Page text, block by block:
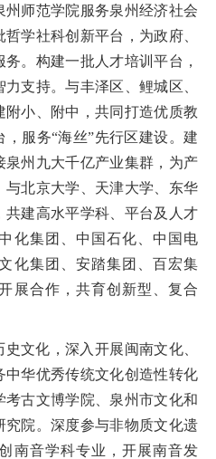
师范学院服务泉州经济社会
学社科创新平台，为政府、
。构建一批人才培训平台，
支持。与丰泽区、鲤城区、
小、附中，共同打造优质教
服务“海丝”先行区建设。建
州九大千亿产业集群，为产
与北京大学、天津大学、东华
共建高水平学科、平台及人才
化集团、中国石化、中国电
化集团、安踏集团、百宏集
展合作，共育创新型、复合
文化，深入开展闽南文化、
华优秀传统文化创造性转化
古文博学院、泉州市文化和
院。深度参与非物质文化遗
南音学科专业，开展南音发